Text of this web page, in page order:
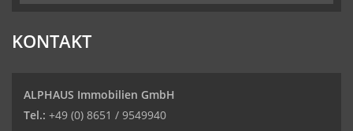
KONTAKT
ALPHAUS Immobilien GmbH
Tel.: +49 (0) 8651 / 9549940